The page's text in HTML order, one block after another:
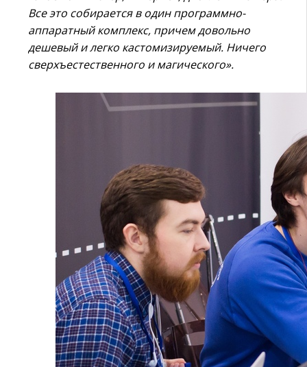
Все это собирается в один программно-
аппаратный комплекс, причем довольно
дешевый и легко кастомизируемый. Ничего
сверхъестественного и магического».